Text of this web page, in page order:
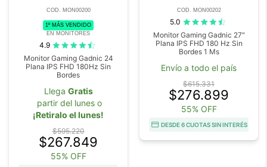
COD. MON00200
1º MÁS VENDIDO
EN MONITORES
4.9
Monitor Gaming Gadnic 24
Plana IPS FHD 180Hz Sin
Bordes
Llega Gratis
partir del lunes o
¡Retiralo el lunes!
$595.220
$267.849
55% OFF
COD. MON00202
5.0
Monitor Gaming Gadnic 27"
Plana IPS FHD 180 Hz Sin
Bordes 1 Ms
Envío a todo el país
$615.331
$276.899
55% OFF
DESDE 6 CUOTAS SIN INTERÉS